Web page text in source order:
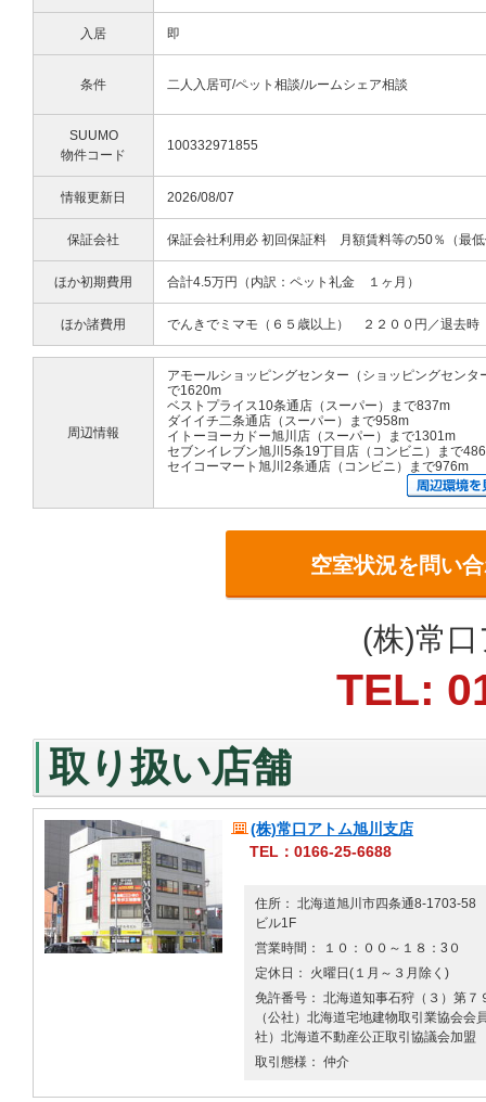
入居 即
条件 二人入居可/ペット相談/ルームシェア相談
SUUMO
物件コード
100332971855
情報更新日 2026/08/07
保証会社 保証会社利用必 初回保証料 月額賃料等の50％（最
ほか初期費用 合計4.5万円（内訳：ペット礼金 １ヶ月）
ほか諸費用 でんきでミマモ（６５歳以上） ２２００円／退去
周辺情報
アモールショッピングセンター（ショッピングセンタ
で1620m
ベストプライス10条通店（スーパー）まで837m
ダイイチ二条通店（スーパー）まで958m
イトーヨーカドー旭川店（スーパー）まで1301m
セブンイレブン旭川5条19丁目店（コンビニ）まで
セイコーマート旭川2条通店（コンビニ）まで976m
空室状況を問い
(株)常
TEL:
取り扱い店舗
(株)常口アトム旭川支店
TEL：0166-25-6688
住所： 北海道旭川市四条通8-1703-
ビル1F
営業時間： １０：００～１８：3０
定休日： 火曜日(１月～３月除く)
免許番号： 北海道知事石狩（３）第７
（公社）北海道宅地建物取引業協会会
社）北海道不動産公正取引協議会加盟
取引態様： 仲介